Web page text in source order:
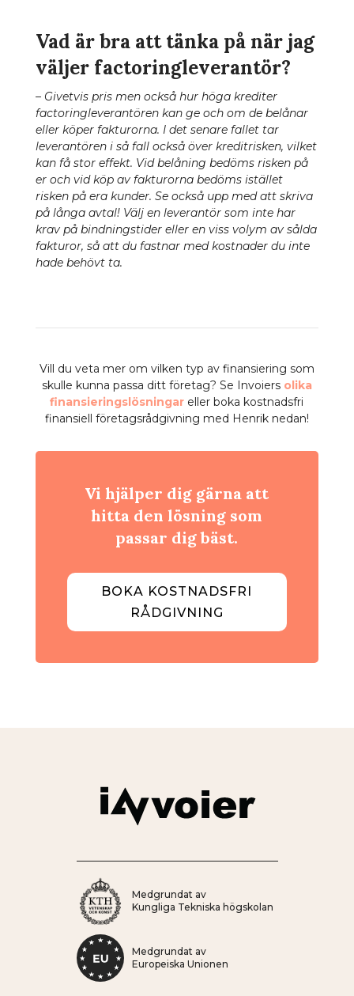
Vad är bra att tänka på när jag
väljer factoringleverantör?
– Givetvis pris men också hur höga krediter
factoringleverantören kan ge och om de belånar
eller köper fakturorna. I det senare fallet tar
leverantören i så fall också över kreditrisken, vilket
kan få stor effekt. Vid belåning bedöms risken på
er och vid köp av fakturorna bedöms istället
risken på era kunder. Se också upp med att skriva
på långa avtal! Välj en leverantör som inte har
krav på bindningstider eller en viss volym av sålda
fakturor, så att du fastnar med kostnader du inte
hade behövt ta.
Vill du veta mer om vilken typ av finansiering som
skulle kunna passa ditt företag? Se Invoiers olika
finansieringslösningar eller boka kostnadsfri
finansiell företagsrådgivning med Henrik nedan!
Vi hjälper dig gärna att
hitta den lösning som
passar dig bäst.
BOKA KOSTNADSFRI
RÅDGIVNING
Medgrundat av
Kungliga Tekniska högskolan
Medgrundat av
Europeiska Unionen